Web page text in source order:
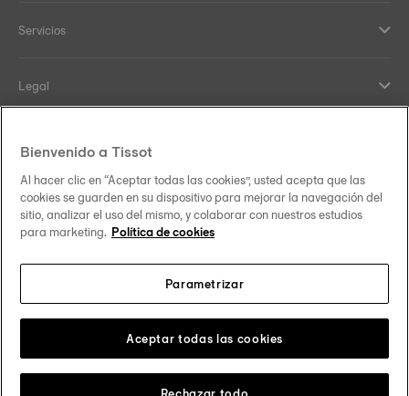
Servicios
Legal
Our commitments
Follow us on social media
Change country Tissot Copyrights 2026
Bienvenido a Tissot
Al hacer clic en “Aceptar todas las cookies”, usted acepta que las
cookies se guarden en su dispositivo para mejorar la navegación del
sitio, analizar el uso del mismo, y colaborar con nuestros estudios
para marketing. Política de cookies
Parametrizar
Aceptar todas las cookies